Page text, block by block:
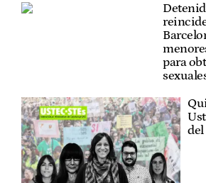
para
del